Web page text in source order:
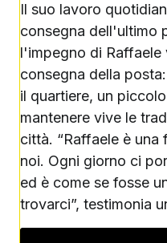
Il suo lavoro
consegna dell'ultimo
l'impegno di Raffaele
consegna della
il quartiere, un
mantenere vive le
città. “Raffaele è
noi. Ogni giorno ci
ed è come se fosse
trovarci”, testimonia